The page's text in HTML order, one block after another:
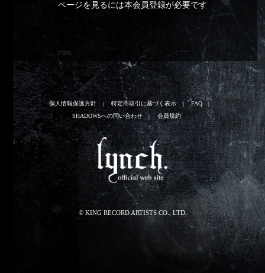
ページを見るには本会員登録が必要です
個人情報保護方針 特定商取引に基づく表示
FAQ
SHADOWSへの問い合わせ
会員規約
© KING RECORD ARTISTS CO., LTD.